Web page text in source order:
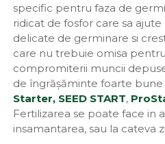
specific pentru faza de
ridicat de fosfor care sa
delicate de germinare si
care nu trebuie omisa
compromiterii muncii
de îngrășăminte foarte bune
Starter, SEED START,
Fertilizarea se poate face in
insamantarea, sau la cateva